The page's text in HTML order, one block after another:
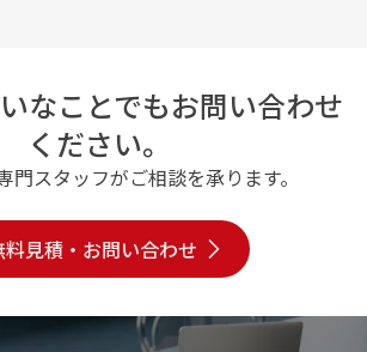
なことでもお問い合わせ
ください。
門スタッフがご相談を承ります。
料見積・お問い合わせ